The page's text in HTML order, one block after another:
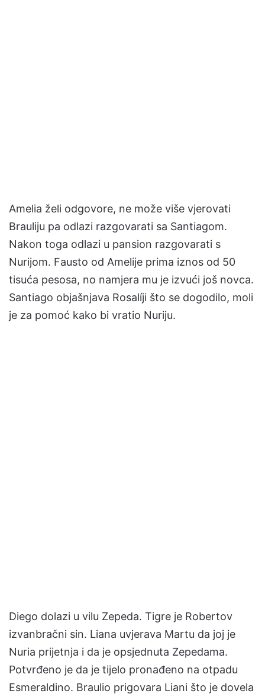
Amelia želi odgovore, ne može više vjerovati
Brauliju pa odlazi razgovarati sa Santiagom.
Nakon toga odlazi u pansion razgovarati s
Nurijom. Fausto od Amelije prima iznos od 50
tisuća pesosa, no namjera mu je izvući još novca.
Santiago objašnjava Rosalíji što se dogodilo, moli
je za pomoć kako bi vratio Nuriju.
Diego dolazi u vilu Zepeda. Tigre je Robertov
izvanbračni sin. Liana uvjerava Martu da joj je
Nuria prijetnja i da je opsjednuta Zepedama.
Potvrđeno je da je tijelo pronađeno na otpadu
Esmeraldino. Braulio prigovara Liani što je dovela